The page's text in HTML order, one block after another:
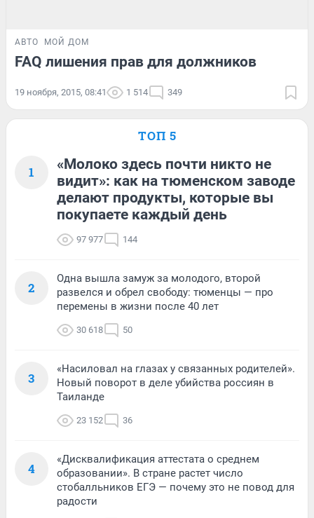
АВТО МОЙ ДОМ
FAQ лишения прав для должников
19 ноября, 2015, 08:41 1 514 349
ТОП 5
1
«Молоко здесь почти никто не
видит»: как на тюменском заводе
делают продукты, которые вы
покупаете каждый день
97 977 144
2
Одна вышла замуж за молодого, второй
развелся и обрел свободу: тюменцы — про
перемены в жизни после 40 лет
30 618 50
3
«Насиловал на глазах у связанных родителей».
Новый поворот в деле убийства россиян в
Таиланде
23 152 36
4
«Дисквалификация аттестата о среднем
образовании». В стране растет число
стобалльников ЕГЭ — почему это не повод для
радости